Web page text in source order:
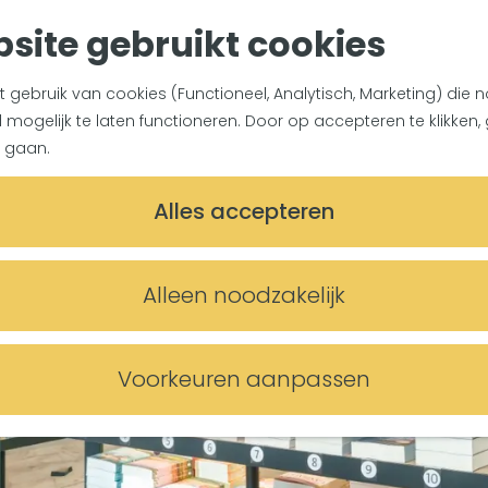
gebruikt cookies
gebruik van cookies (Functioneel, Analytisch, Marketing) die
te laten functioneren. Door op accepteren te klikken,
gaan.
Alles accepteren
Alleen noodzakelijk
Voorkeuren aanpassen